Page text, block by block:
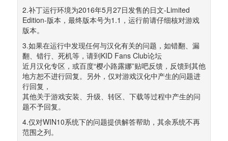
2.补丁运行环境为2016年5月27日发售的日文-Limited
Edition-版本，最终版本号为1.1，运行前请仔细核对游戏
版本。
3.如果在运行中发现任何与汉化有关的问题，如错翻、漏
翻、错行、死机等，请到KID Fans Club论坛
近月汉化专区，或百度“樱小路露娜”贴吧反馈，反馈到其他
地方恕不进行回复。另外，仅对游戏汉化中产生的问题进
行回复，
其他关于游戏安装、升级、转区、下载等过程中产生的问
题不予回复。
4.仅对WIN10系统下的问题提供解答帮助，其余系统不再
范围之列。